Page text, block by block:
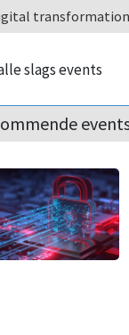
slags events